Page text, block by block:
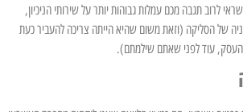
לרוב תגבה מכם עמלות גבוהות יותר על שירותי הניכיון,
של הסליקה (וזאת משום שהיא הייתה צריכה להעביר כעת
העסק, עוד לפני שאתם שילמתם).